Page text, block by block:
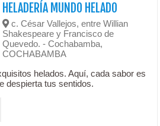
HELADERÍA MUNDO HELADO
c. César Vallejos, entre Willian
Shakespeare y Francisco de
Quevedo. - Cochabamba,
COCHABAMBA
helados. Aquí, cada sabor es
despierta tus sentidos.